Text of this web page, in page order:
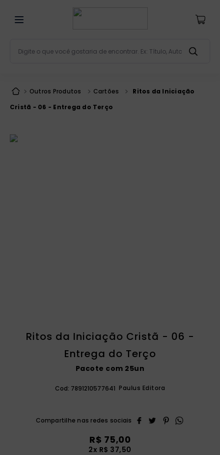
Outros Produtos Cartões
Ritos da Iniciação
Cristã - 06 - Entrega do Terço
Ritos da Iniciação Cristã - 06 -
Entrega do Terço
Pacote com 25un
Cod: 7891210577641 Paulus Editora
R$ 75,00
2x R$ 37,50
bíblia
2º liturgia